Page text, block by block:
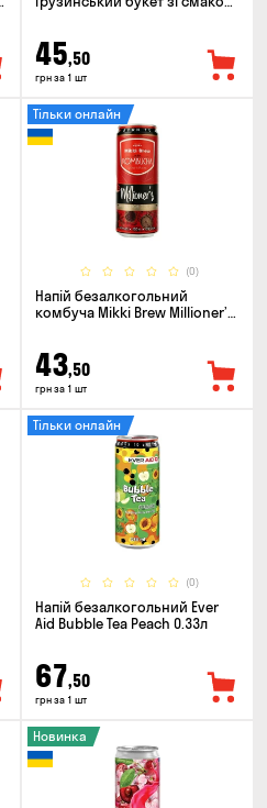
45,50
грн за 1 шт
(0)
Тільки онлайн
Напій безалкогольний
комбуча Mikki Brew Millioner’s
43,50
грн за 1 шт
(0)
Тільки онлайн
Напій безалкогольний Ever
Aid Bubble Tea Peach 0.33л
67,50
грн за 1 шт
Новинка